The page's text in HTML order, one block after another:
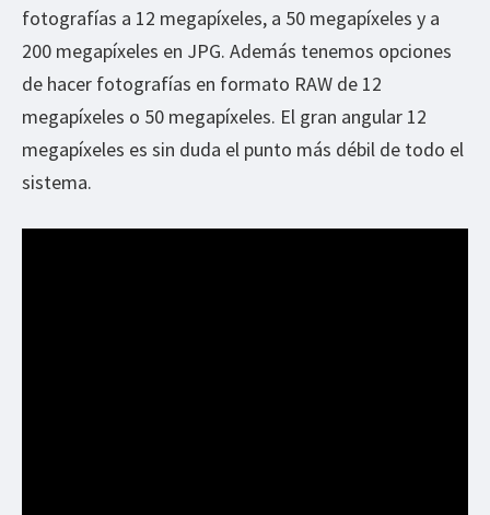
fotografías a 12 megapíxeles, a 50 megapíxeles y a
200 megapíxeles en JPG. Además tenemos opciones
de hacer fotografías en formato RAW de 12
megapíxeles o 50 megapíxeles. El gran angular 12
megapíxeles es sin duda el punto más débil de todo el
sistema.